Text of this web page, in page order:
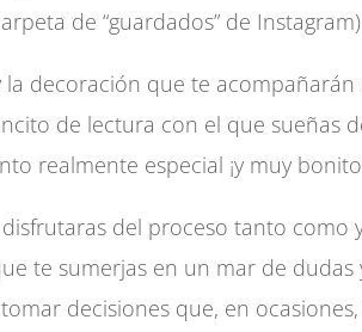
de “guardados” de
la decoración que te
de lectura con el que sueñas
realmente especial ¡y muy
del proceso tanto como
te sumerjas en un mar de dudas
decisiones que, en